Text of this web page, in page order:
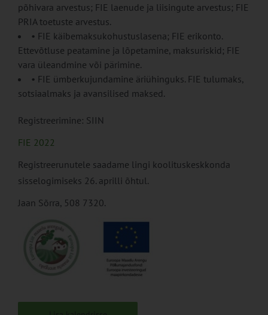
põhivara arvestus; FIE laenude ja liisingute arvestus; FIE
PRIA toetuste arvestus.
• FIE käibemaksukohustuslasena; FIE erikonto.
Ettevõtluse peatamine ja lõpetamine, maksuriskid; FIE
vara üleandmine või pärimine.
• FIE ümberkujundamine äriühinguks. FIE tulumaks,
sotsiaalmaks ja avansilised maksed.
Registreerimine: SIIN
FIE 2022
Registreerunutele saadame lingi koolituskeskkonda
sisselogimiseks 26. aprilli õhtul.
Jaan Sõrra, 508 7320.